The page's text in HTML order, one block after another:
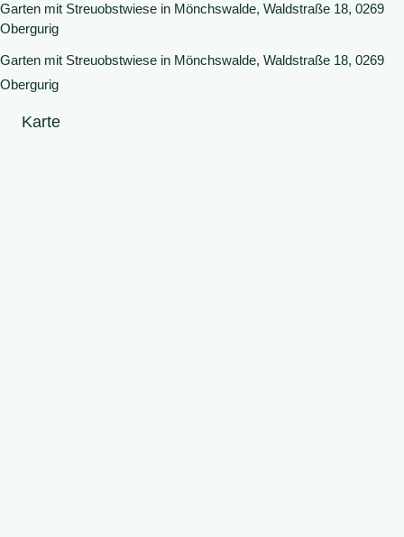
Garten mit Streuobstwiese in Mönchswalde, Waldstraße 18, 0269
Obergurig
Garten mit Streuobstwiese in Mönchswalde, Waldstraße 18, 0269
Obergurig
Karte